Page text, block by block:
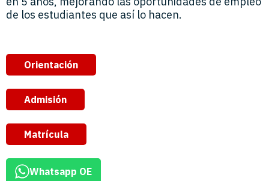
de los estudiantes que así lo hacen.
Orientación
Admisión
Matrícula
Whatsapp OE